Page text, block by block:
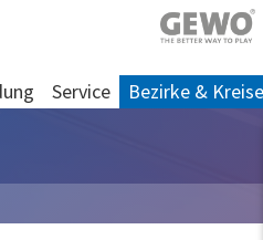
Service Bezirke & Kreise